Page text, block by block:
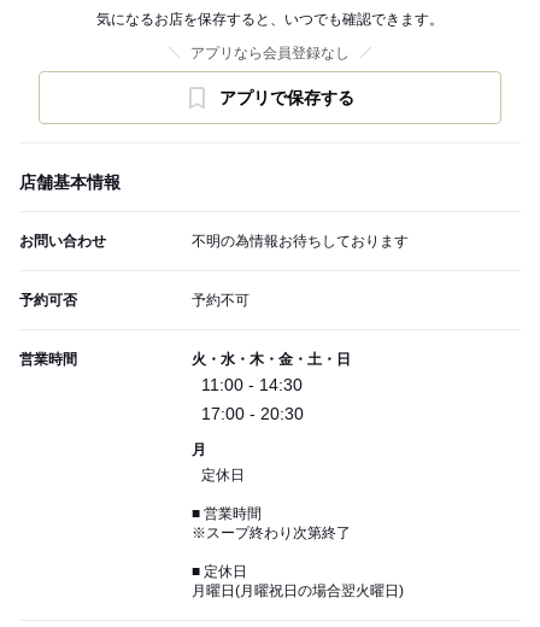
気になるお店を保存すると、いつでも確認できます。
アプリなら会員登録なし
アプリで保存する
店舗基本情報
お問い合わせ 不明の為情報お待ちしております
予約可否 予約不可
営業時間 火・水・木・金・土・日
11:00 - 14:30
17:00 - 20:30
月
定休日
■ 営業時間
※スープ終わり次第終了
■ 定休日
月曜日(月曜祝日の場合翌火曜日)